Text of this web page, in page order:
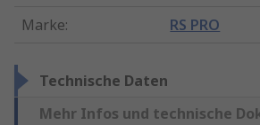
Marke: RS PRO
Technische Daten
Mehr Infos und technische